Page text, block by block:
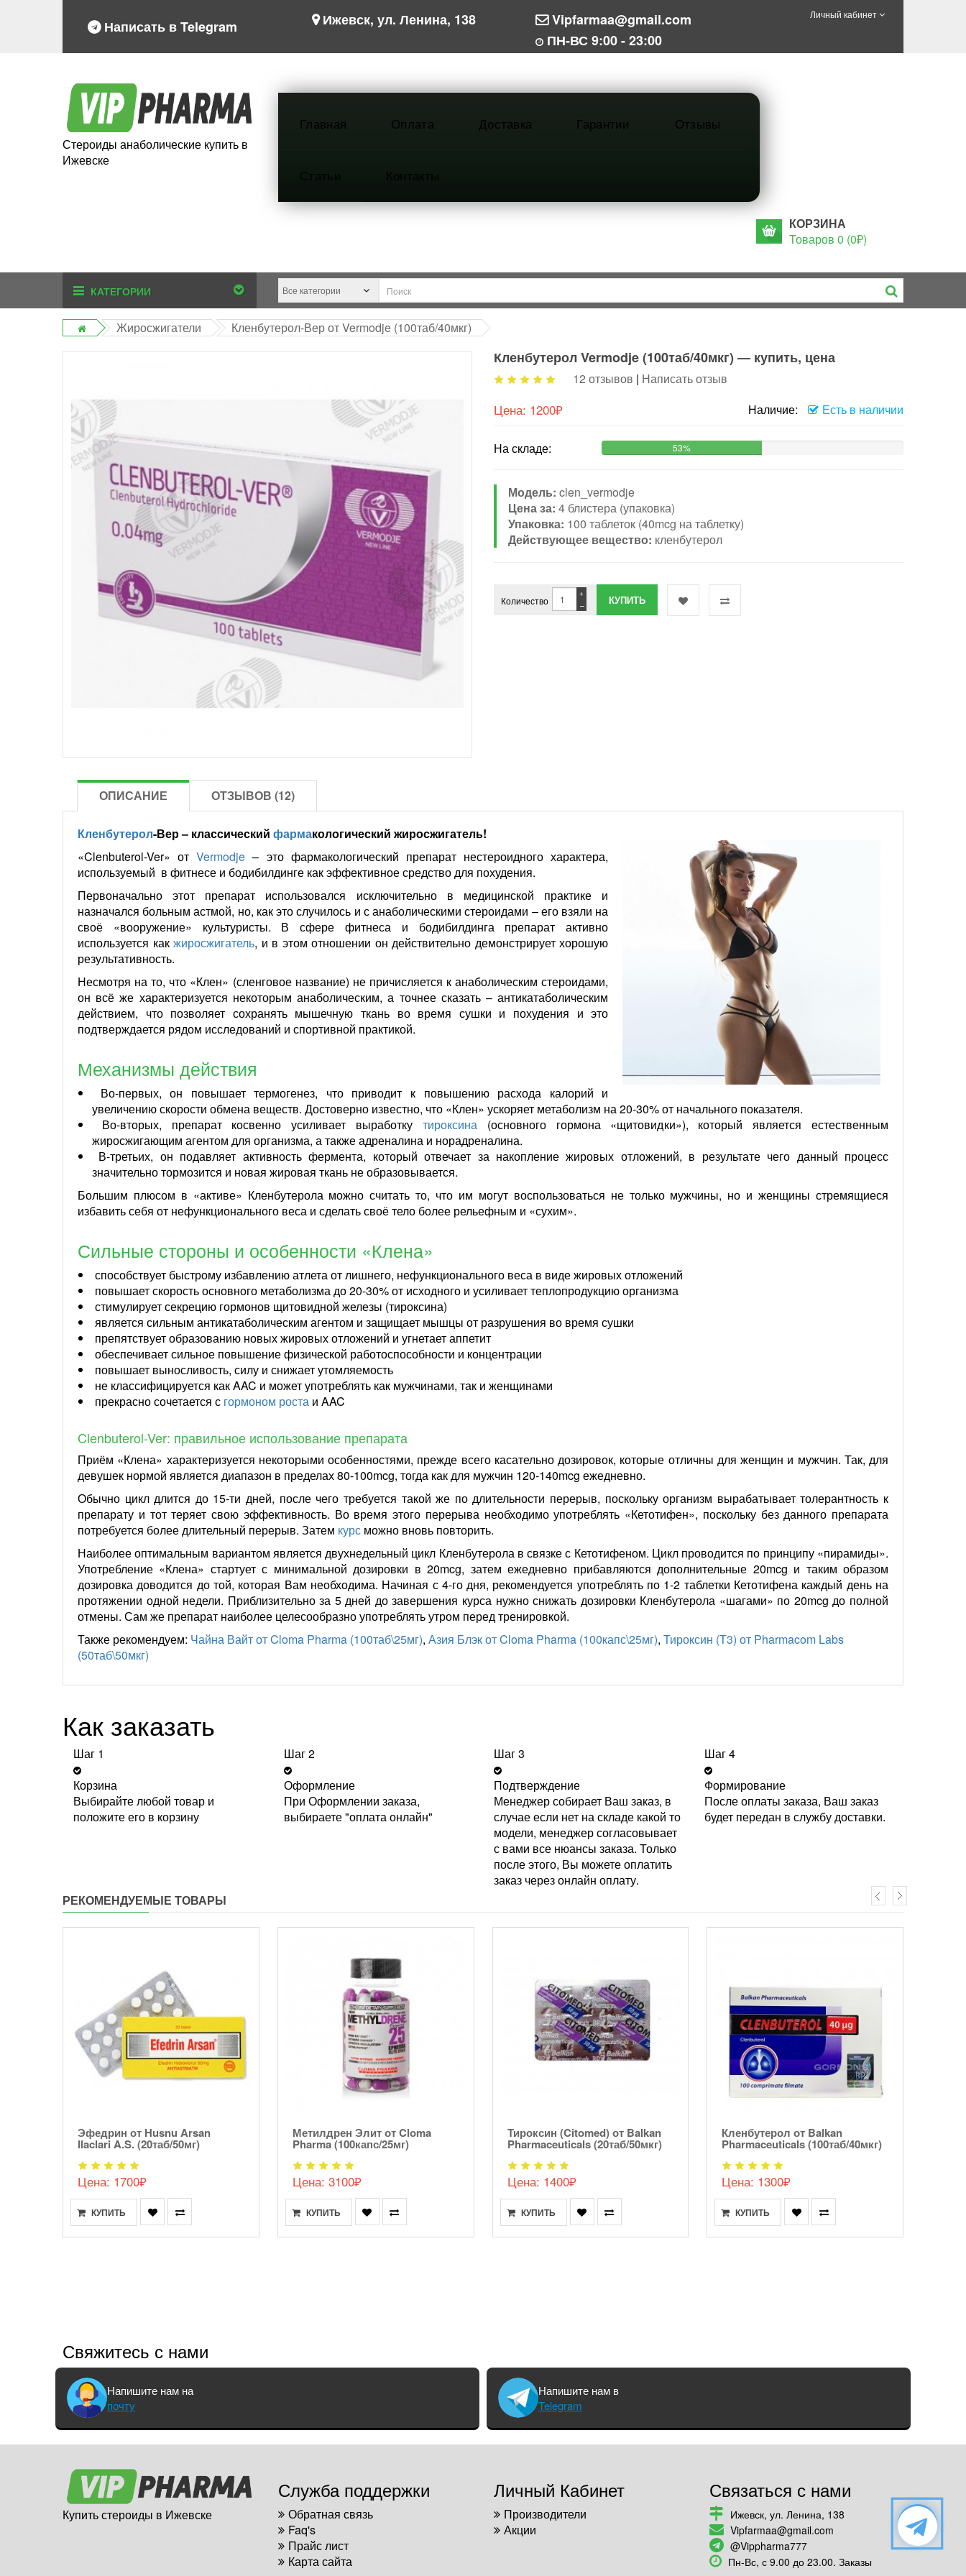
Написать в Telegram Ижевск, ул. Ленина, 138
Vipfarmaa@gmail.com
ПН-ВС 9:00 - 23:00
Личный кабинет
Стероиды анаболические купить в
Ижевске
Главная Оплата Доставка Гарантии Отзывы
КОРЗИНА
Товаров 0 (0₽)
КАТЕГОРИИ
Жиросжигатели Кленбутерол-Вер от Vermodje (100таб/40мкг)
Кленбутерол Vermodje (100таб/40мкг) — купить, цена
12 отзывов | Написать отзыв
Цена: 1200₽ Наличие: Есть в наличии
На складе: 53%
Модель: clen_vermodje
Цена за: 4 блистера (упаковка)
Упаковка: 100 таблеток (40mcg на таблетку)
Действующее вещество: кленбутерол
Количество −
+
ОПИСАНИЕ ОТЗЫВОВ (12)
Кленбутерол-Вер – классический фармакологический жиросжигатель!
«Clenbuterol-Ver» отVermodje – это фармакологический препарат нестероидного характера,
используемый в фитнесе и бодибилдинге как эффективное средство для похудения.
Первоначально этот препарат использовался исключительно в медицинской практике и
назначался больным астмой, но, как это случилось и с анаболическими стероидами – его взяли на
своё «вооружение» культуристы. В сфере фитнеса и бодибилдинга препарат активно
используется какжиросжигатель, и в этом отношении он действительно демонстрирует хорошую
результативность.
Несмотря на то, что «Клен» (сленговое название) не причисляется к анаболическим стероидами,
он всё же характеризуется некоторым анаболическим, а точнее сказать – антикатаболическим
действием, что позволяет сохранять мышечную ткань во время сушки и похудения и это
подтверждается рядом исследований и спортивной практикой.
Механизмы действия
Во-первых, он повышает термогенез, что приводит к повышению расхода калорий и
увеличению скорости обмена веществ. Достоверно известно, что «Клен» ускоряет метаболизм на 20-30% от начального показателя.
Во-вторых, препарат косвенно усиливает выработку тироксина (основного гормона «щитовидки»), который является естественным
жиросжигающим агентом для организма, а также адреналина и норадреналина.
В-третьих, он подавляет активность фермента, который отвечает за накопление жировых отложений, в результате чего данный процесс
значительно тормозится и новая жировая ткань не образовывается.
Большим плюсом в «активе» Кленбутерола можно считать то, что им могут воспользоваться не только мужчины, но и женщины стремящиеся
избавить себя от нефункционального веса и сделать своё тело более рельефным и «сухим».
Сильные стороны и особенности «Клена»
способствует быстрому избавлению атлета от лишнего, нефункционального веса в виде жировых отложений
повышает скорость основного метаболизма до 20-30% от исходного и усиливает теплопродукцию организма
стимулирует секрецию гормонов щитовидной железы (тироксина)
является сильным антикатаболическим агентом и защищает мышцы от разрушения во время сушки
препятствует образованию новых жировых отложений и угнетает аппетит
обеспечивает сильное повышение физической работоспособности и концентрации
повышает выносливость, силу и снижает утомляемость
не классифицируется как AAC и может употреблять как мужчинами, так и женщинами
прекрасно сочетается с гормоном роста и AAC
Clenbuterol-Ver: правильное использование препарата
Приём «Клена» характеризуется некоторыми особенностями, прежде всего касательно дозировок, которые отличны для женщин и мужчин. Так, для
девушек нормой является диапазон в пределах 80-100mcg, тогда как для мужчин 120-140mcg ежедневно.
Обычно цикл длится до 15-ти дней, после чего требуется такой же по длительности перерыв, поскольку организм вырабатывает толерантность к
препарату и тот теряет свою эффективность. Во время этого перерыва необходимо употреблять «Кетотифен», поскольку без данного препарата
потребуется более длительный перерыв. Затем курс можно вновь повторить.
Наиболее оптимальным вариантом является двухнедельный цикл Кленбутерола в связке с Кетотифеном. Цикл проводится по принципу «пирамиды».
Употребление «Клена» стартует с минимальной дозировки в 20mcg, затем ежедневно прибавляются дополнительные 20mcg и таким образом
дозировка доводится до той, которая Вам необходима. Начиная с 4-го дня, рекомендуется употреблять по 1-2 таблетки Кетотифена каждый день на
протяжении одной недели. Приблизительно за 5 дней до завершения курса нужно снижать дозировки Кленбутерола «шагами» по 20mcg до полной
отмены. Сам же препарат наиболее целесообразно употреблять утром перед тренировкой.
Также рекомендуем: Чайна Вайт от Cloma Pharma (100таб\25мг), Азия Блэк от Cloma Pharma (100капс\25мг), Тироксин (Т3) от Pharmacom Labs
(50таб\50мкг)
Как заказать
Шаг 1
Корзина
Выбирайте любой товар и
положите его в корзину
Шаг 2
Оформление
При Оформлении заказа,
выбираете "оплата онлайн"
Шаг 3
Подтверждение
Менеджер собирает Ваш заказ, в
случае если нет на складе какой то
модели, менеджер согласовывает
с вами все нюансы заказа. Только
после этого, Вы можете оплатить
заказ через онлайн оплату.
Шаг 4
Формирование
После оплаты заказа, Ваш заказ
будет передан в службу доставки.
РЕКОМЕНДУЕМЫЕ ТОВАРЫ
Эфедрин от Husnu Arsan
Ilaclari A.S. (20таб/50мг)
Цена: 1700₽
КУПИТЬ
Метилдрен Элит от Cloma
Pharma (100капс/25мг)
Цена: 3100₽
КУПИТЬ
Тироксин (Citomed) от Balkan
Pharmaceuticals (20таб/50мкг)
Цена: 1400₽
КУПИТЬ
Кленбутерол от Balkan
Pharmaceuticals (100таб/40мкг)
Цена: 1300₽
КУПИТЬ
Свяжитесь с нами
Напишите нам на
почту
Напишите нам в
Telegram
Купить стероиды в Ижевске
Служба поддержки
Обратная связь
Faq's
Прайс лист
Карта сайта
Личный Кабинет
Производители
Акции
Связаться с нами
Ижевск, ул. Ленина, 138
Vipfarmaa@gmail.com
@Vippharma777
Пн-Вс, с 9.00 до 23.00. Заказы